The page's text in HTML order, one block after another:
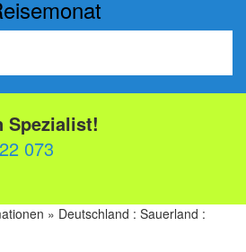
Spezialist!
073
» Deutschland : Sauerland :